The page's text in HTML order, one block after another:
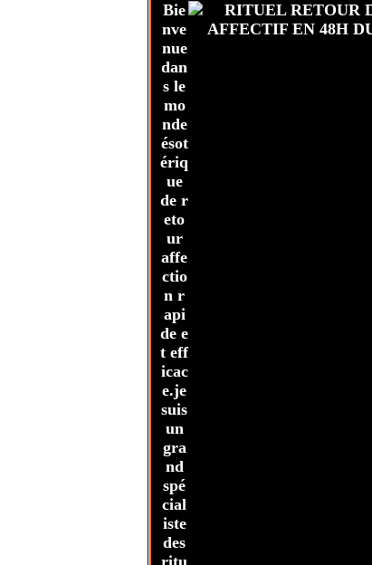
Bie
nve
nue
dan
s le
mo
nde
ésot
ériq
ue
de r
eto
ur
affe
ctio
n r
api
de e
t eff
icac
e.je
suis
un
gra
nd
spé
cial
iste
des
ritu